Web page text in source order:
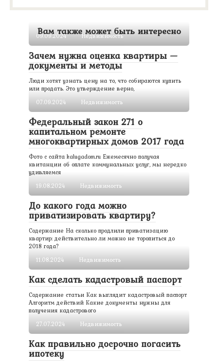
Вам также может быть интересно
09.09.2024 Недвижимость
Зачем нужна оценка квартиры —
документы и методы
Люди хотят узнать цену на то, что собираются купить
или продать. Это утверждение верно,
07.09.2024
Недвижимость
Федеральный закон 271 о
капитальном ремонте
многоквартирных домов 2017 года
Фото с сайта kalugadom.ru Ежемесячно получая
квитанции об оплате коммунальных услуг, мы нередко
удивляемся
19.08.2024
Недвижимость
До какого года можно
приватизировать квартиру?
Содержание На сколько продлили приватизацию
квартир: действительно ли можно не торопиться до
2018 года?
11.08.2024
Недвижимость
Как сделать кадастровый паспорт
Содержание статьи Как выглядит кадастровый паспорт
Алгоритм действий Какие документы нужны для
получения кадастрового
27.07.2024
Недвижимость
Как правильно досрочно погасить
ипотеку